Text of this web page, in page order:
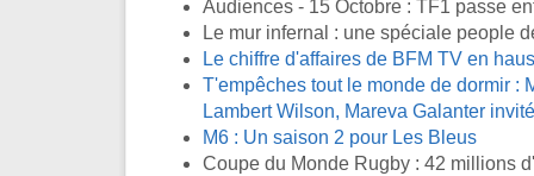
Audiences - 15 Octobre : TF1 passe
Le mur infernal : une spéciale people
Le chiffre d'affaires de BFM TV en
T'empêches tout le monde de dormir :
Lambert Wilson, Mareva Galanter
M6 : Un saison 2 pour Les Bleus
Coupe du Monde Rugby : 42 millions